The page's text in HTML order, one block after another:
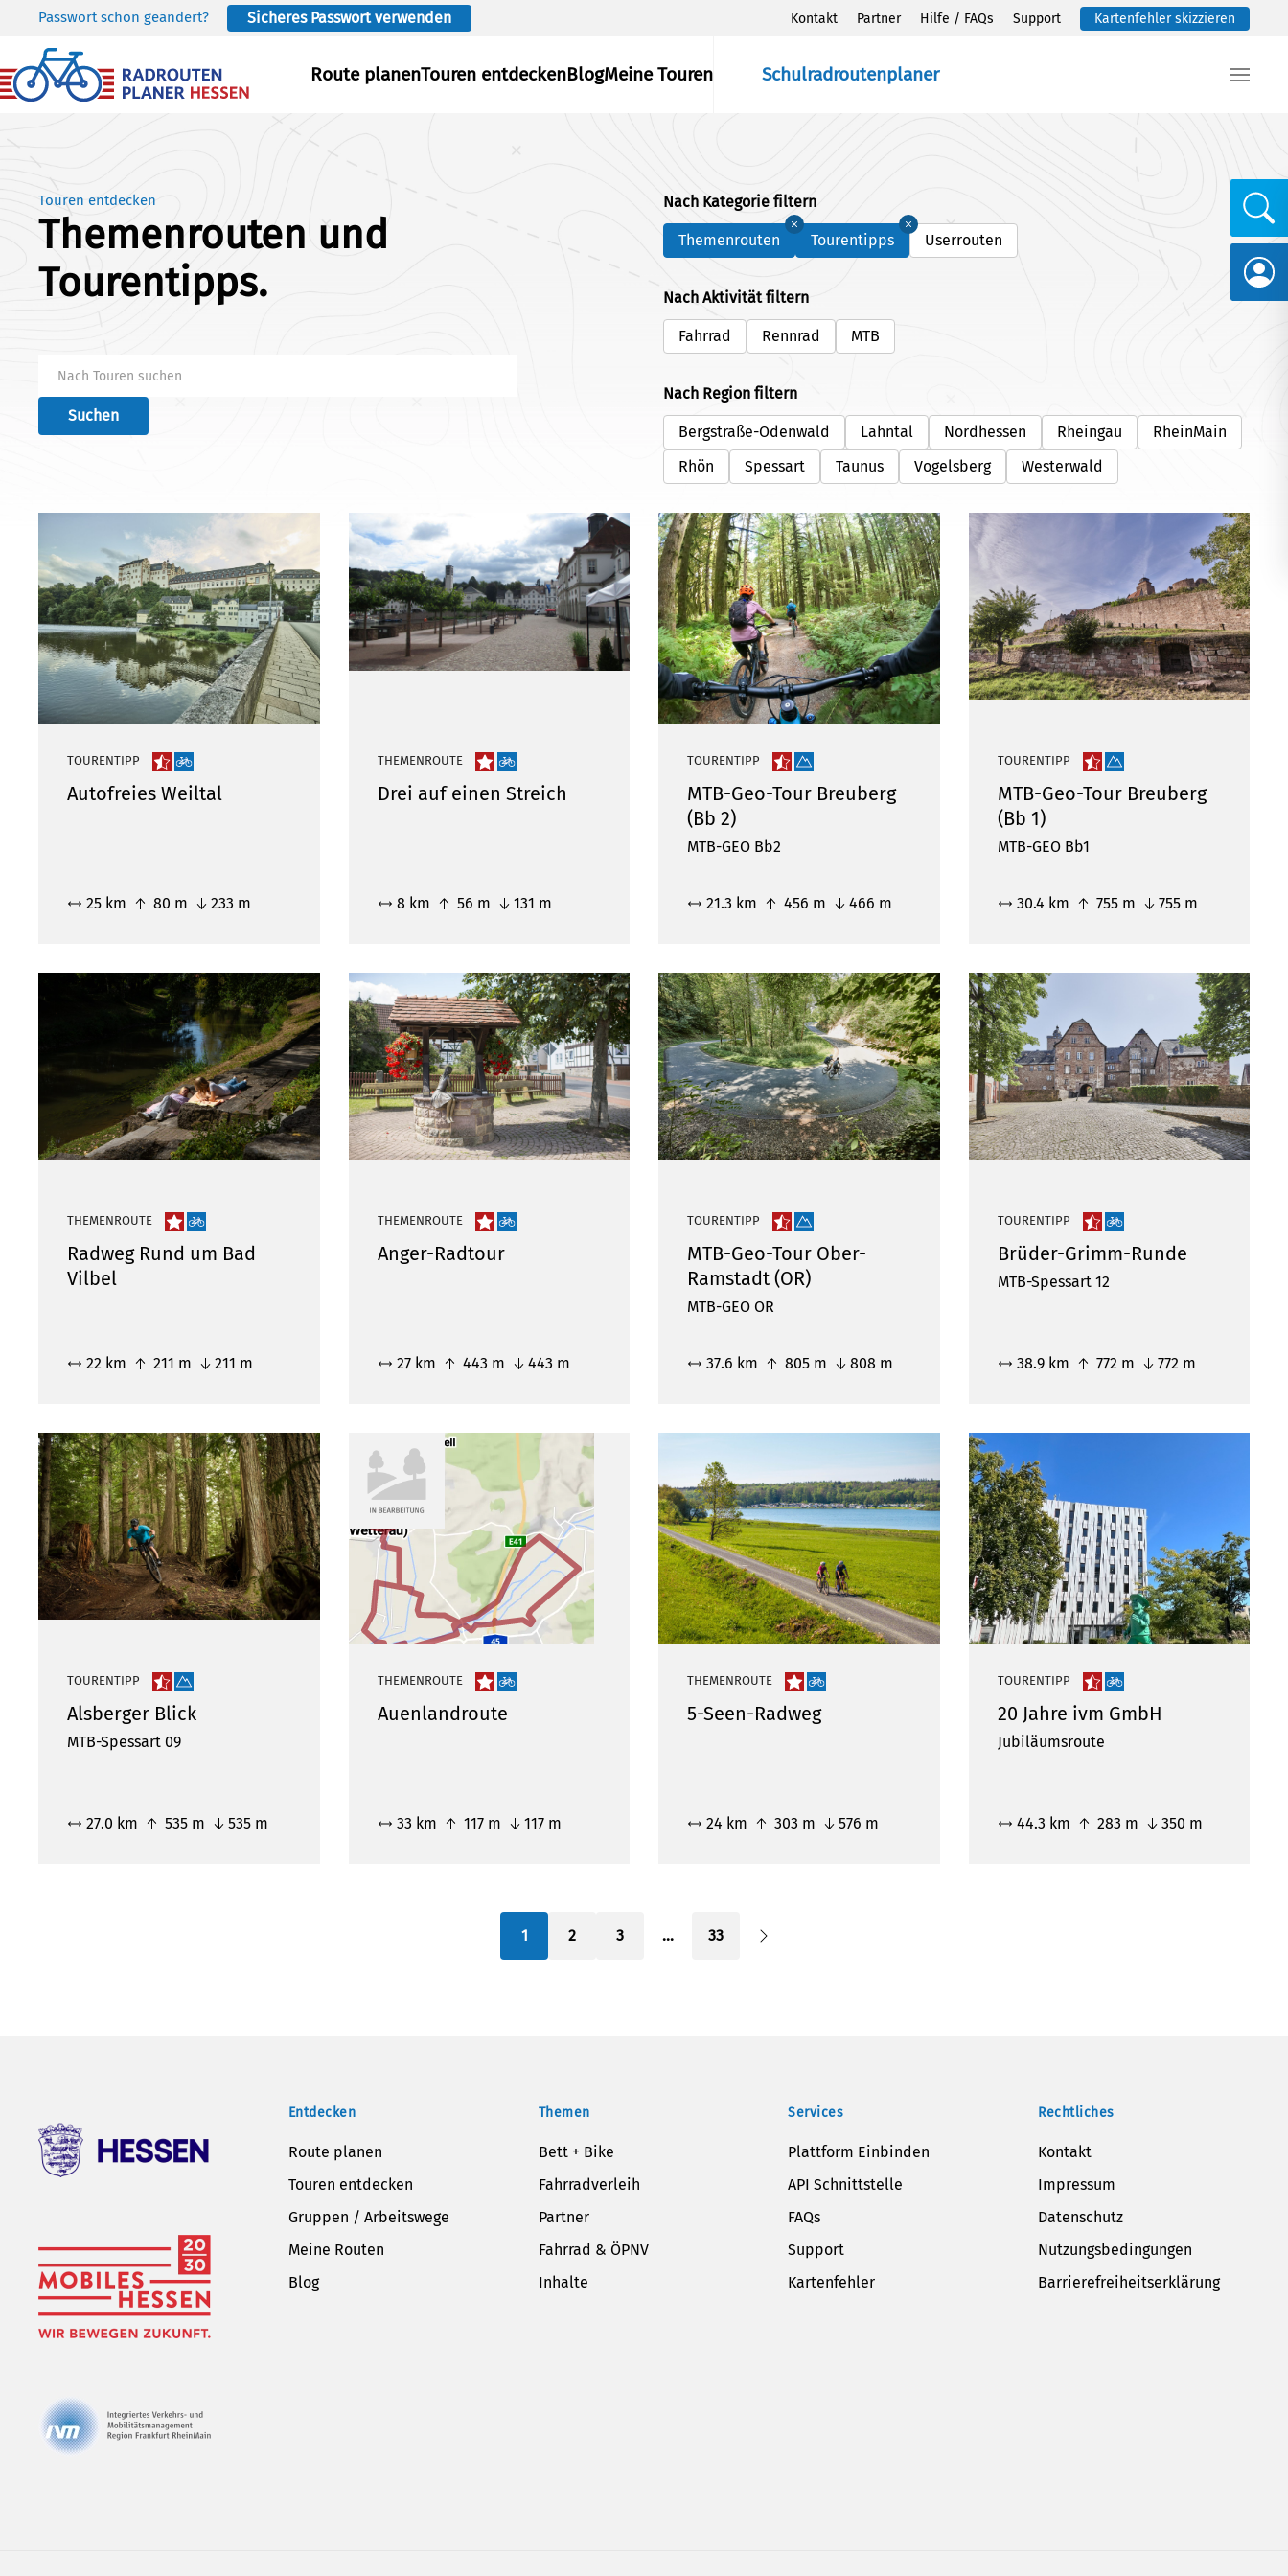
Skip to main content
Passwort schon geändert? Sicheres Passwort verwenden Kontakt Partner Hilfe / FAQs Support Kartenfehler skizzieren
Route planenTouren entdeckenBlogMeine Touren Schulradroutenplaner
Touren entdecken
Themenrouten und
Tourentipps.
Suchen
Nach Kategorie filtern
Themenrouten Tourentipps Userrouten
Nach Aktivität filtern
Fahrrad Rennrad MTB
Nach Region filtern
Bergstraße-Odenwald Lahntal Nordhessen Rheingau
RheinMain
Rhön
Spessart Taunus Vogelsberg Westerwald
TOURENTIPP
Autofreies Weiltal
25 km 80 m 233 m
THEMENROUTE
Drei auf einen Streich
8 km 56 m 131 m
TOURENTIPP
MTB-Geo-Tour Breuberg
(Bb 2)
MTB-GEO Bb2
21.3 km 456 m 466 m
TOURENTIPP
MTB-Geo-Tour Breuberg
(Bb 1)
MTB-GEO Bb1
30.4 km 755 m 755 m
THEMENROUTE
Radweg Rund um Bad
Vilbel
22 km 211 m 211 m
THEMENROUTE
Anger-Radtour
27 km 443 m 443 m
TOURENTIPP
MTB-Geo-Tour Ober-
Ramstadt (OR)
MTB-GEO OR
37.6 km 805 m 808 m
TOURENTIPP
Brüder-Grimm-Runde
MTB-Spessart 12
38.9 km 772 m 772 m
TOURENTIPP
Alsberger Blick
MTB-Spessart 09
27.0 km 535 m 535 m
THEMENROUTE
Auenlandroute
33 km 117 m 117 m
THEMENROUTE
5-Seen-Radweg
24 km 303 m 576 m
TOURENTIPP
20 Jahre ivm GmbH
Jubiläumsroute
44.3 km 283 m 350 m
1 2 3 … 33
Entdecken
Route planen
Touren entdecken
Gruppen / Arbeitswege
Meine Routen
Blog
Themen
Bett + Bike
Fahrradverleih
Partner
Fahrrad & ÖPNV
Inhalte
Services
Plattform Einbinden
API Schnittstelle
FAQs
Support
Kartenfehler
Rechtliches
Kontakt
Impressum
Datenschutz
Nutzungsbedingungen
Barrierefreiheitserklärung